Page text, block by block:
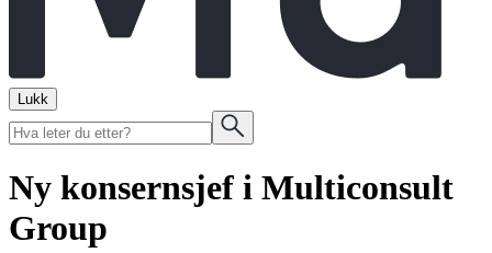
Lukk
Ny konsernsjef i Multiconsult
Group